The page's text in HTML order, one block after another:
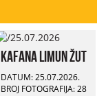
Kafana Limun Žut
DATUM: 25.07.2026.
BROJ FOTOGRAFIJA: 28